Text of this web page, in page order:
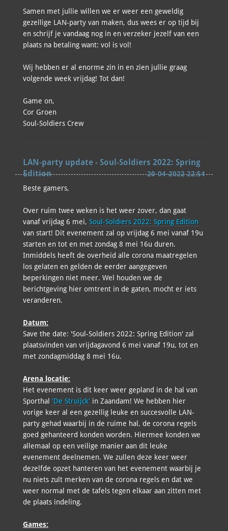
Samen met jullie willen we er weer een geweldig
gezellige LAN-party van maken, dus wees er op tijd bij
en schrijf je vandaag nog in en verzeker jezelf van een
plaats na betaling want: vol is vol!
Wij hebben er al enorme zin in en zien jullie graag
volgende week vrijdag! Tot dan!
Game on,
Cor Groen
Soul-Soldiers Crew
LAN-party update - Soul-Soldiers 2022: Spring
Edition
20-04-2022 22:54
Beste gamers,
Over ruim twee weken is het weer zover, dan gaat
vanaf vrijdag 6 mei, Soul-Soldiers 2022: Spring Edition
van start! Dit evenement zal op vrijdag 6 mei vanaf 19u
starten en tot en met zondag 8 mei 16u duren.
Inmiddels heeft de overheid alle corona maatregelen
los gelaten en gelden de eerder aangegeven
beperkingen niet meer. Wel houden we de
berichtgeving hier omtrent in de gaten, mocht er iets
veranderen.
Datum:
Save the date: 'Soul-Soldiers 2022: Spring Edition' zal
plaatsvinden van vrijdagavond 6 mei vanaf 19u, tot en
met zondagmiddag 8 mei 16u.
Arena locatie:
Het evenement is dit keer weer gepland in de hal van
Sporthal 'De Struijck' in Zaandam! We hebben hier
vorige keer al een gezellig leuke en succesvolle LAN-
party gehad waarbij in de ruime hal, de corona regels
goed gehanteerd konden worden. Hiermee konden we
allemaal op een veilige manier aan dit leuke
evenement deelnemen. We zullen deze keer weer
dezelfde opzet hanteren van het evenement waarbij je
nu niets zult merken van de corona regels en dat we
weer normal met de tafels tegen elkaar aan zitten met
de plaats indeling.
Games: